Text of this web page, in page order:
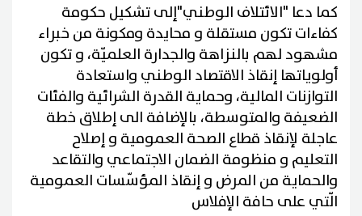
كما دعا "الائتلاف الوطني"إلى تشكيل حكومة
كفاءات تكون مستقلة و محايدة ومكونة من خبراء
مشهود لهم بالنزاهة والجدارة العلميّة، و تكون
أولوياتها إنقاذ الاقتصاد الوطني واستعادة
التوازنات المالية، وحماية القدرة الشرائية والفئات
الضعيفة والمتوسطة، بالإضافة الى إطلاق خطة
عاجلة لإنقاذ قطاع الصحة العمومية و إصلاح
التعليم و منظومة الضمان الاجتماعي والتقاعد
والحماية من المرض و إنقاذ المؤسّسات العمومية
الّتي على حافة الإفلاس